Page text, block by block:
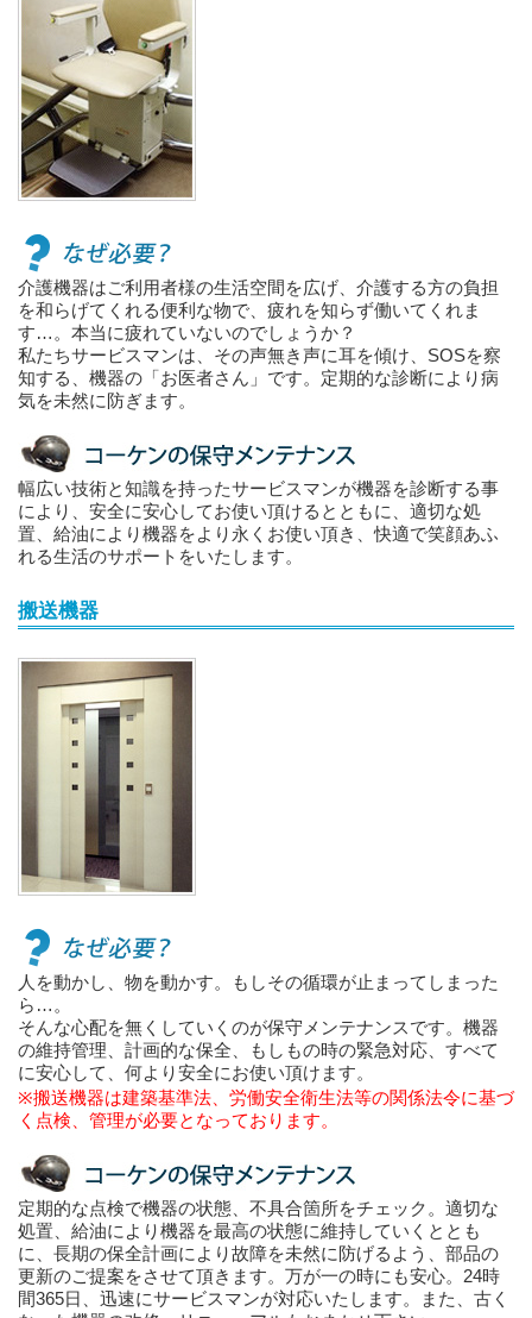
介護機器はご利用者様の生活空間を広げ、介護する方の負担
を和らげてくれる便利な物で、疲れを知らず働いてくれま
す…。本当に疲れていないのでしょうか？
私たちサービスマンは、その声無き声に耳を傾け、SOSを察
知する、機器の「お医者さん」です。定期的な診断により病
気を未然に防ぎます。
幅広い技術と知識を持ったサービスマンが機器を診断する事
により、安全に安心してお使い頂けるとともに、適切な処
置、給油により機器をより永くお使い頂き、快適で笑顔あふ
れる生活のサポートをいたします。
搬送機器
人を動かし、物を動かす。もしその循環が止まってしまった
ら…。
そんな心配を無くしていくのが保守メンテナンスです。機器
の維持管理、計画的な保全、もしもの時の緊急対応、すべて
に安心して、何より安全にお使い頂けます。
※搬送機器は建築基準法、労働安全衛生法等の関係法令に基づ
く点検、管理が必要となっております。
定期的な点検で機器の状態、不具合箇所をチェック。適切な
処置、給油により機器を最高の状態に維持していくととも
に、長期の保全計画により故障を未然に防げるよう、部品の
更新のご提案をさせて頂きます。万が一の時にも安心。24時
間365日、迅速にサービスマンが対応いたします。また、古く